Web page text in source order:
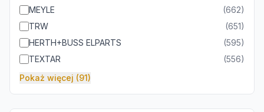
MEYLE
(662)
TRW
(651)
HERTH+BUSS ELPARTS
(595)
TEXTAR
(556)
Pokaż więcej (91)